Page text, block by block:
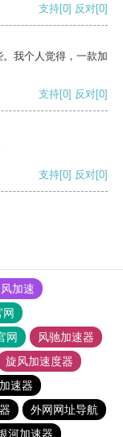
支持[0] 反对[0]
我个人觉得，一款加
支持[0] 反对[0]
支持[0] 反对[0]
加速
网
网
风驰加速器
旋风加速度器
速器
外网网址导航
河加速器